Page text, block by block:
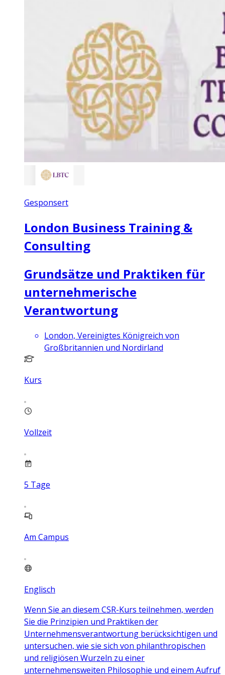
Gesponsert
London Business Training &
Consulting
Grundsätze und Praktiken für
unternehmerische
Verantwortung
London, Vereinigtes Königreich von
Großbritannien und Nordirland
Kurs
Vollzeit
5 Tage
Am Campus
Englisch
Wenn Sie an diesem CSR-Kurs teilnehmen, werden
Sie die Prinzipien und Praktiken der
Unternehmensverantwortung berücksichtigen und
untersuchen, wie sie sich von philanthropischen
und religiösen Wurzeln zu einer
unternehmensweiten Philosophie und einem Aufruf